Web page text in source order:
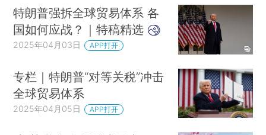
特朗普强拆全球贸易体系 各
国如何应战？｜特稿精选
2025年04月03日 APP打开
专栏｜特朗普“对等关税”冲击
全球贸易体系
2025年04月05日 APP打开